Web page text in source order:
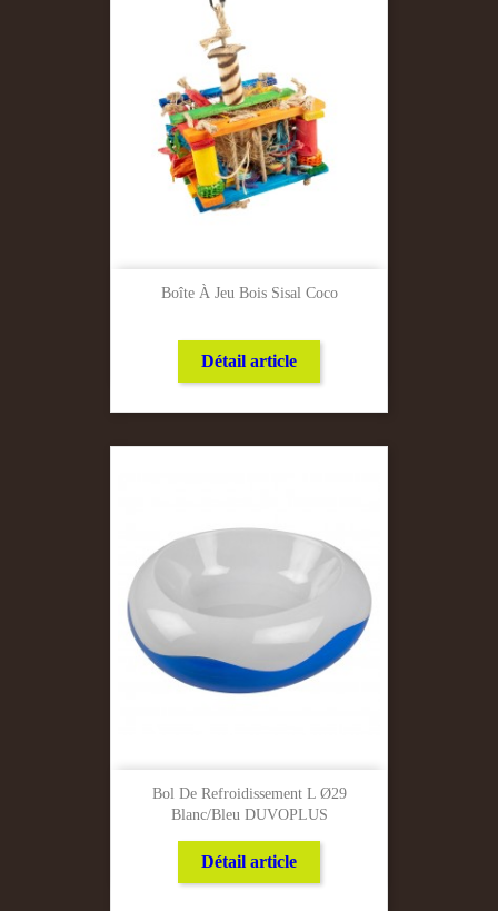
Boîte À Jeu Bois Sisal Coco
Détail article
Bol De Refroidissement L Ø29
Blanc/bleu DUVOPLUS
Détail article